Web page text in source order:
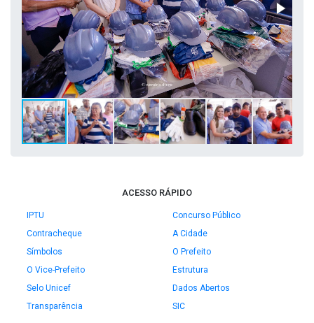
ACESSO RÁPIDO
IPTU
Concurso Público
Contracheque
A Cidade
Símbolos
O Prefeito
O Vice-Prefeito
Estrutura
Selo Unicef
Dados Abertos
Transparência
SIC